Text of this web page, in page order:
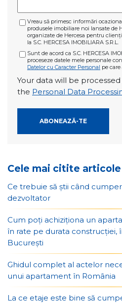
Vreau să primesc informări
produsele imobiliare noi lansate de
organizate de Hercesa pentru
la S.C. HERCESA IMOBILIARA S.R.L.
Sunt de acord ca S.C. HERCESA
proceseze datele mele personale
Datelor cu Caracter Personal pe
Your data will be
the Personal Data
Cele mai citite articole
Ce trebuie să știi când
dezvoltator
Cum poți achiziționa un
în rate pe durata construcției,
București
Ghidul complet al actelor
unui apartament în România
La ce etaje este bine să